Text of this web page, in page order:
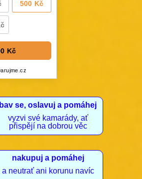
bav se, oslavuj a pomáhej
vyzvi své kamarády, ať
přispějí na dobrou věc
nakupuj a pomáhej
a neutrať ani korunu navíc